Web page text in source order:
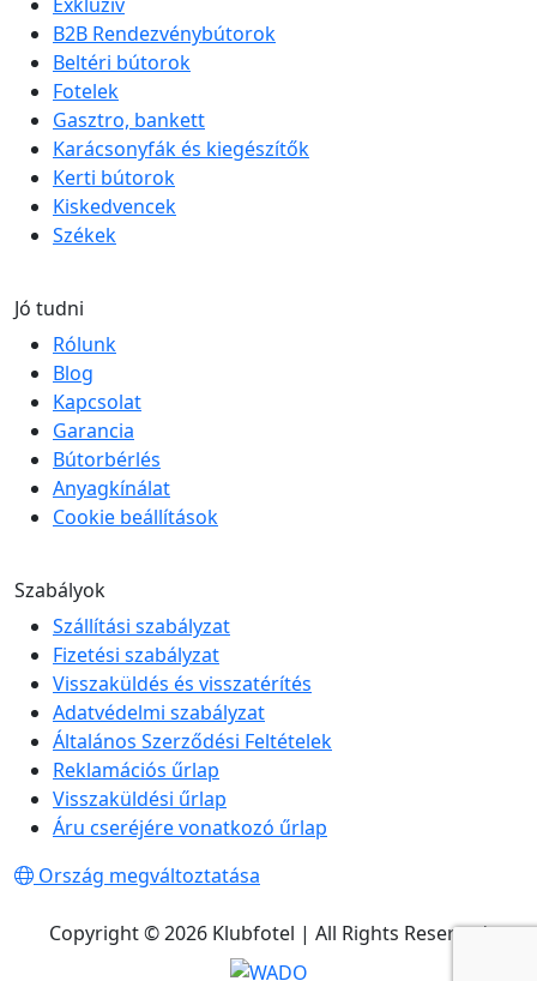
B2B Rendezvénybútorok
Beltéri bútorok
Fotelek
Gasztro, bankett
Karácsonyfák és kiegészítők
Kerti bútorok
Kiskedvencek
Székek
Jó tudni
Rólunk
Blog
Kapcsolat
Garancia
Bútorbérlés
Anyagkínálat
Cookie beállítások
Szabályok
Szállítási szabályzat
Fizetési szabályzat
Visszaküldés és visszatérítés
Adatvédelmi szabályzat
Általános Szerződési Feltételek
Reklamációs űrlap
Visszaküldési űrlap
Áru cseréjére vonatkozó űrlap
Ország megváltoztatása
Copyright © 2026 Klubfotel | All Rights Reserved